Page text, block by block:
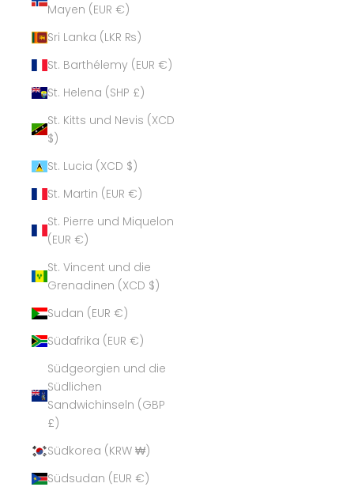
Mayen (EUR €)
Sri Lanka (LKR ₨)
St. Barthélemy (EUR €)
St. Helena (SHP £)
St. Kitts und Nevis (XCD
$)
St. Lucia (XCD $)
St. Martin (EUR €)
St. Pierre und Miquelon
(EUR €)
St. Vincent und die
Grenadinen (XCD $)
Sudan (EUR €)
Südafrika (EUR €)
Südgeorgien und die
Südlichen
Sandwichinseln (GBP
£)
Südkorea (KRW ₩)
Südsudan (EUR €)